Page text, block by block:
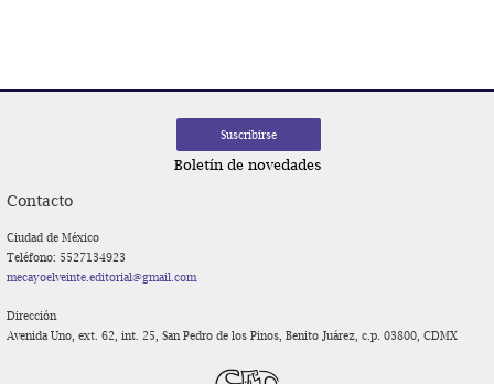
Boletín de novedades
Contacto
Ciudad de México
Teléfono: 5527134923
mecayoelveinte.editorial@gmail.com
Dirección
Avenida Uno, ext. 62, int. 25, San Pedro de los Pinos, Benito Juárez, c.p. 03800, CDMX